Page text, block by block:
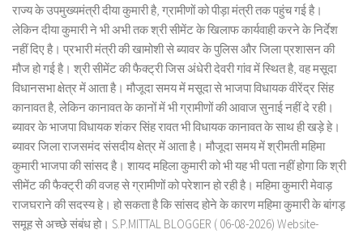
राज्य के उपमुख्यमंत्री दीया कुमारी है, ग्रामीणों को पीड़ा मंत्री तक पहुंच गई है।
लेकिन दीया कुमारी ने भी अभी तक श्री सीमेंट के खिलाफ कार्यवाही करने के निर्देश
नहीं दिए है। प्रभारी मंत्री की खामोशी से ब्यावर के पुलिस और जिला प्रशासन की
मौज हो गई है। श्री सीमेंट की फैक्ट्री जिस अंधेरी देवरी गांव में स्थित है, वह मसूदा
विधानसभा क्षेत्र में आता है। मौजूदा समय में मसूदा से भाजपा विधायक वीरेंद्र सिंह
कानावत है, लेकिन कानावत के कानों में भी ग्रामीणों की आवाज सुनाई नहीं दे रही।
ब्यावर के भाजपा विधायक शंकर सिंह रावत भी विधायक कानावत के साथ ही खड़े हे।
ब्यावर जिला राजसमंद संसदीय क्षेत्र में आता है। मौजूदा समय में श्रीमती महिमा
कुमारी भाजपा की सांसद है। शायद महिला कुमारी को भी यह भी पता नहीं होगा कि श्री
सीमेंट की फैक्ट्री की वजह से ग्रामीणों को परेशान हो रही है। महिमा कुमारी मेवाड़
राजघराने की सदस्य हे। हो सकता है कि सांसद होने के कारण महिमा कुमारी के बांगड़
समूह से अच्छे संबंध हो। S.P.MITTAL BLOGGER ( 06-08-2026) Website-